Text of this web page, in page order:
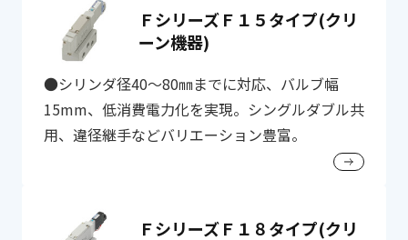
ＦシリーズＦ１５タイプ(クリ
ーン機器)
●シリンダ径40～80㎜までに対応、バルブ幅
15mm、低消費電力化を実現。シングルダブル共
用、違径継手などバリエーション豊富。
ＦシリーズＦ１８タイプ(クリ